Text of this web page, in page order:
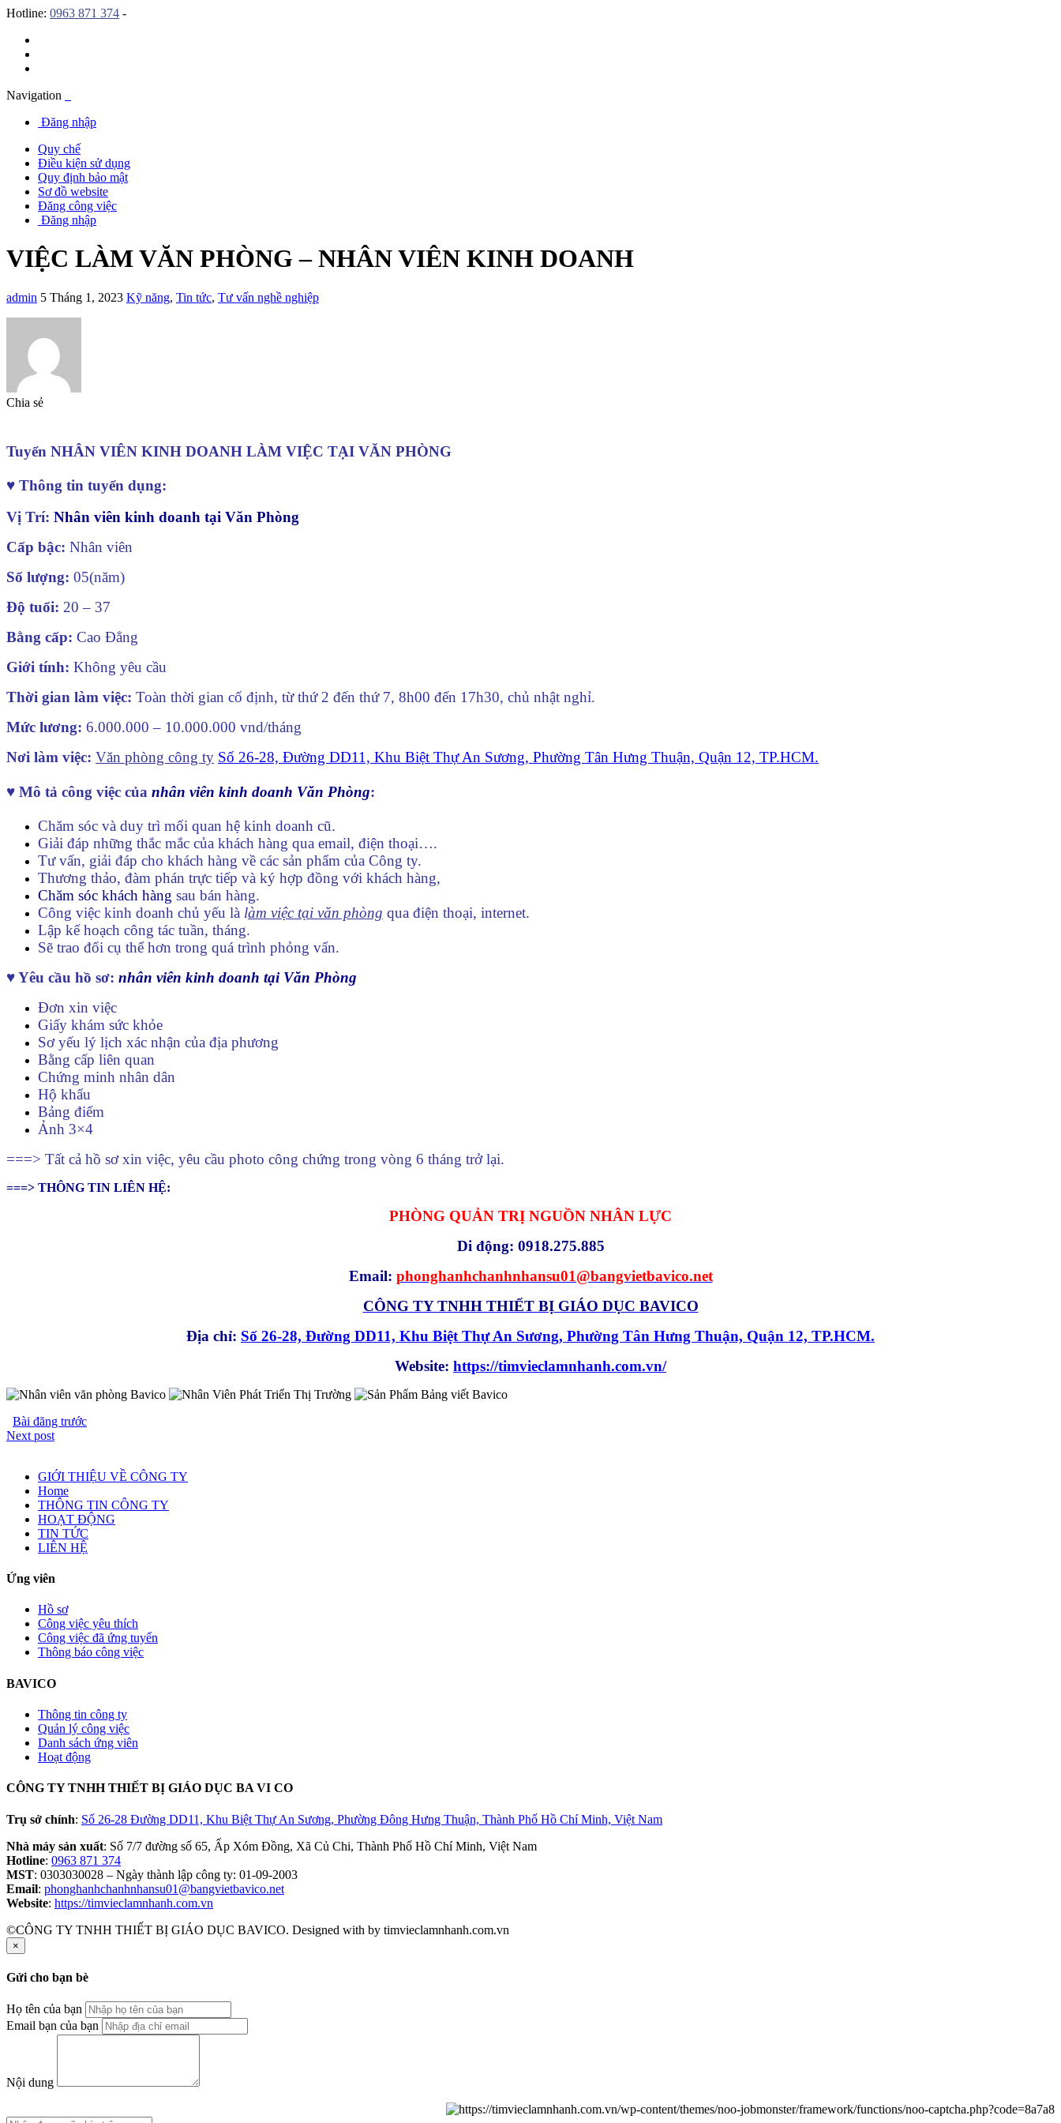
Hotline: 0963 871 374 -
Navigation
Đăng nhập
Quy chế
Điều kiện sử dụng
Quy định bảo mật
Sơ đồ website
Đăng công việc
Đăng nhập
VIỆC LÀM VĂN PHÒNG – NHÂN VIÊN KINH DOANH
admin 5 Tháng 1, 2023 Kỹ năng, Tin tức, Tư vấn nghề nghiệp
Chia sẻ
Tuyển NHÂN VIÊN KINH DOANH LÀM VIỆC TẠI VĂN PHÒNG
♥ Thông tin tuyển dụng:
Vị Trí: Nhân viên kinh doanh tại Văn Phòng
Cấp bậc: Nhân viên
Số lượng: 05(năm)
Độ tuổi: 20 – 37
Bằng cấp: Cao Đẳng
Giới tính: Không yêu cầu
Thời gian làm việc: Toàn thời gian cố định, từ thứ 2 đến thứ 7, 8h00 đến 17h30, chủ nhật nghỉ.
Mức lương: 6.000.000 – 10.000.000 vnd/tháng
Nơi làm việc: Văn phòng công ty Số 26-28, Đường DD11, Khu Biệt Thự An Sương, Phường Tân Hưng Thuận, Quận 12, TP.HCM.
♥ Mô tả công việc của nhân viên kinh doanh Văn Phòng:
Chăm sóc và duy trì mối quan hệ kinh doanh cũ.
Giải đáp những thắc mắc của khách hàng qua email, điện thoại….
Tư vấn, giải đáp cho khách hàng về các sản phẩm của Công ty.
Thương thảo, đàm phán trực tiếp và ký hợp đồng với khách hàng,
Chăm sóc khách hàng sau bán hàng.
Công việc kinh doanh chủ yếu là làm việc tại văn phòng qua điện thoại, internet.
Lập kế hoạch công tác tuần, tháng.
Sẽ trao đổi cụ thể hơn trong quá trình phỏng vấn.
♥ Yêu cầu hồ sơ: nhân viên kinh doanh tại Văn Phòng
Đơn xin việc
Giấy khám sức khỏe
Sơ yếu lý lịch xác nhận của địa phương
Bằng cấp liên quan
Chứng minh nhân dân
Hộ khẩu
Bảng điểm
Ảnh 3×4
===> Tất cả hồ sơ xin việc, yêu cầu photo công chứng trong vòng 6 tháng trở lại.
===> THÔNG TIN LIÊN HỆ:
PHÒNG QUẢN TRỊ NGUỒN NHÂN LỰC
Di động: 0918.275.885
Email: phonghanhchanhnhansu01@bangvietbavico.net
CÔNG TY TNHH THIẾT BỊ GIÁO DỤC BAVICO
Địa chỉ: Số 26-28, Đường DD11, Khu Biệt Thự An Sương, Phường Tân Hưng Thuận, Quận 12, TP.HCM.
Website: https://timvieclamnhanh.com.vn/
Bài đăng trước
Next post
GIỚI THIỆU VỀ CÔNG TY
Home
THÔNG TIN CÔNG TY
HOẠT ĐỘNG
TIN TỨC
LIÊN HỆ
Ứng viên
Hồ sơ
Công việc yêu thích
Công việc đã ứng tuyển
Thông báo công việc
BAVICO
Thông tin công ty
Quản lý công việc
Danh sách ứng viên
Hoạt động
CÔNG TY TNHH THIẾT BỊ GIÁO DỤC BA VI CO
Trụ sở chính: Số 26-28 Đường DD11, Khu Biệt Thự An Sương, Phường Đông Hưng Thuận, Thành Phố Hồ Chí Minh, Việt Nam
Nhà máy sản xuất: Số 7/7 đường số 65, Ấp Xóm Đồng, Xã Củ Chi, Thành Phố Hồ Chí Minh, Việt Nam
Hotline: 0963 871 374
MST: 0303030028 – Ngày thành lập công ty: 01-09-2003
Email: phonghanhchanhnhansu01@bangvietbavico.net
Website: https://timvieclamnhanh.com.vn
©CÔNG TY TNHH THIẾT BỊ GIÁO DỤC BAVICO. Designed with by timvieclamnhanh.com.vn
×
Gửi cho bạn bè
Họ tên của bạn
Email bạn của bạn
Nội dung